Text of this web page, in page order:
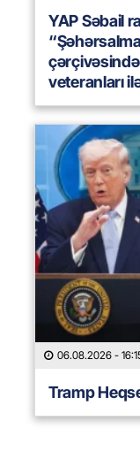
YAP Səbail
veteranları
06.08.2026 -
Tramp